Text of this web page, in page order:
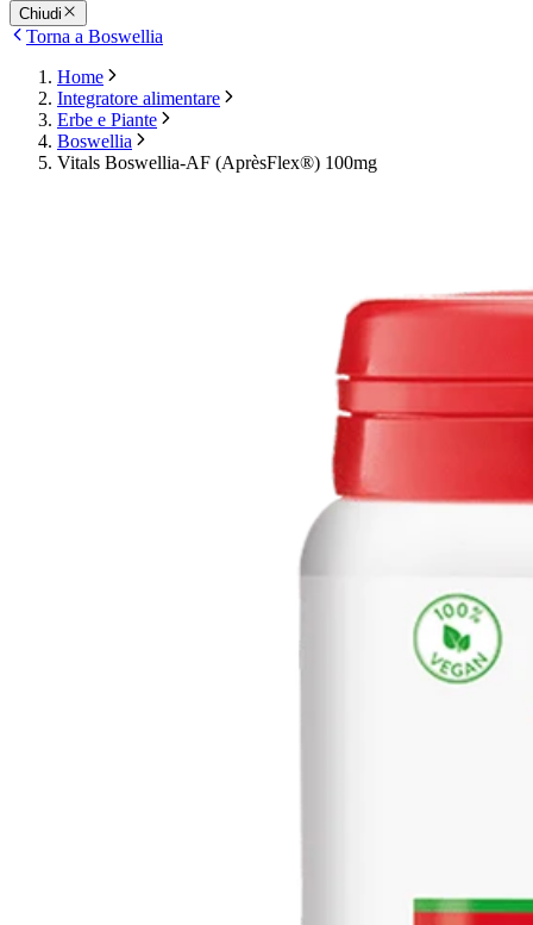
Chiudi
Torna a Boswellia
Home
Integratore alimentare
Erbe e Piante
Boswellia
Vitals Boswellia-AF (AprèsFlex®) 100mg